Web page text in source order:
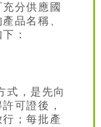
分供應國
品名稱、
：
，是先向
可證後，
；每批產